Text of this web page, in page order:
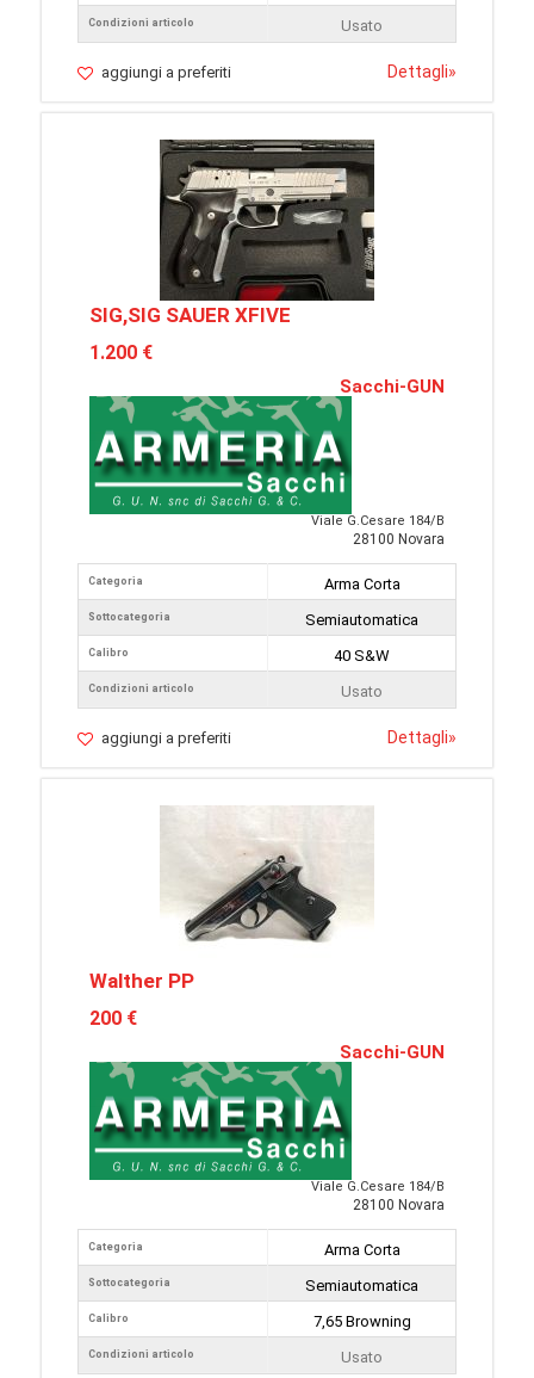
Condizioni articolo
Usato
aggiungi a preferiti Dettagli»
SIG,SIG SAUER XFIVE
1.200 €
Sacchi-GUN
Viale G.Cesare 184/B
28100 Novara
Categoria
Sottocategoria
Calibro
Condizioni articolo
Arma Corta
Semiautomatica
40 S&W
Usato
aggiungi a preferiti Dettagli»
Walther PP
200 €
Sacchi-GUN
Viale G.Cesare 184/B
28100 Novara
Categoria
Sottocategoria
Calibro
Condizioni articolo
Arma Corta
Semiautomatica
7,65 Browning
Usato